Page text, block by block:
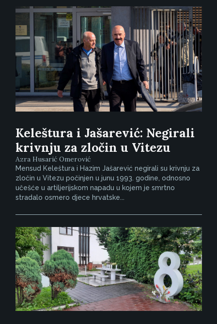
Keleštura i Jašarević: Negirali
krivnju za zločin u Vitezu
Azra Husarić Omerović
Mensud Keleštura i Hazim Jašarević negirali su krivnju za
zločin u Vitezu počinjen u junu 1993. godine, odnosno
učešće u artiljerijskom napadu u kojem je smrtno
stradalo osmero djece hrvatske...